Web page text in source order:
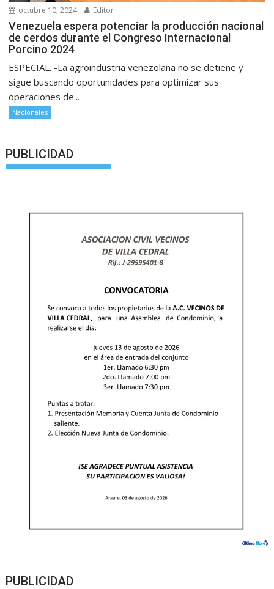
octubre 10, 2024 Editor
Venezuela espera potenciar la producción nacional
de cerdos durante el Congreso Internacional
Porcino 2024
ESPECIAL. -La agroindustria venezolana no se detiene y
sigue buscando oportunidades para optimizar sus
operaciones de...
Nacionales
PUBLICIDAD
PUBLICIDAD